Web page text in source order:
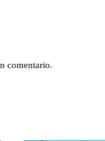
comentario.